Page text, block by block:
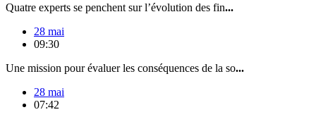
Quatre experts se penchent sur l’évolution des fin...
28 mai
09:30
Une mission pour évaluer les conséquences de la so...
28 mai
07:42